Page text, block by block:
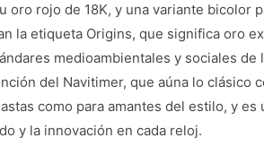
oro rojo de 18K, y una variante bicolor
la etiqueta Origins, que significa oro
medioambientales y sociales
del Navitimer, que aúna lo clásico
como para amantes del estilo, y
y la innovación en cada reloj.